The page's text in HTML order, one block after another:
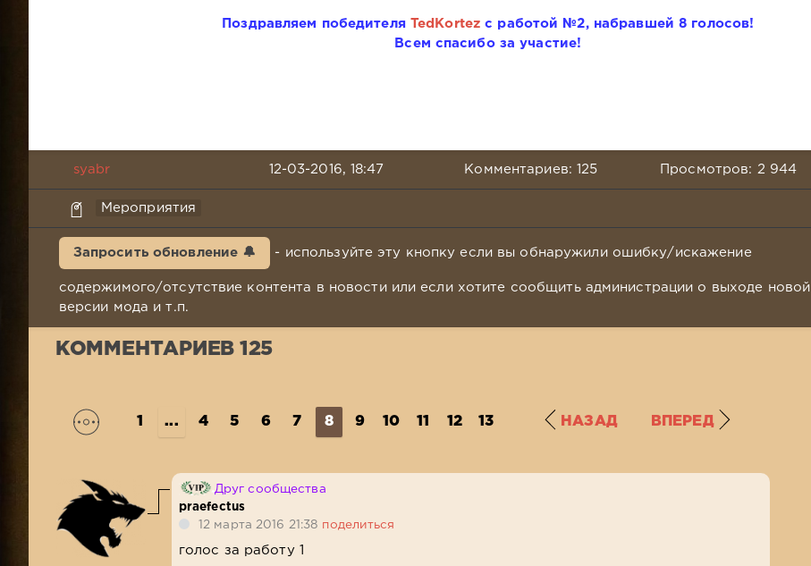
Поздравляем победителя TedKortez с работой №2, набравшей 8 голосов!
Всем спасибо за участие!
syabr 12-03-2016, 18:47 Комментариев: 125 Просмотров: 2 944
Мероприятия
Запросить обновление 🔔 - используйте эту кнопку если вы обнаружили ошибку/искажение
содержимого/отсутствие контента в новости или если хотите сообщить администрации о выходе новой
версии мода и т.п.
КОММЕНТАРИЕВ 125
1 ... 4 5 6 7 8 9 10 11 12 13 НАЗАД ВПЕРЕД
Друг сообщества
praefectus
12 марта 2016 21:38 поделиться
голос за работу 1